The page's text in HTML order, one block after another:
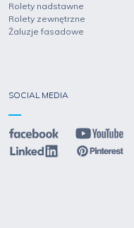
Rolety nadstawne
Rolety zewnętrzne
Żaluzje fasadowe
SOCIAL MEDIA